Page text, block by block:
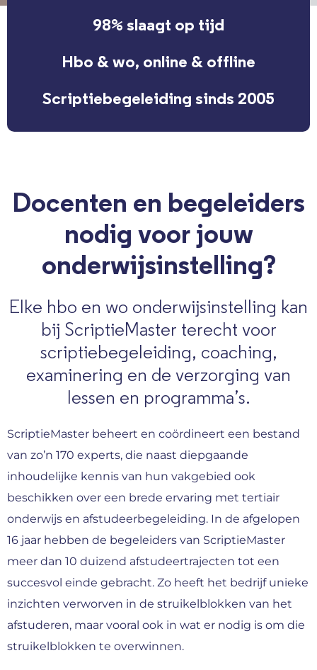
98% slaagt op tijd
Hbo & wo, online & offline
Scriptiebegeleiding sinds 2005
Docenten en begeleiders
nodig voor jouw
onderwijsinstelling?
Elke hbo en wo onderwijsinstelling kan
bij ScriptieMaster terecht voor
scriptiebegeleiding, coaching,
examinering en de verzorging van
lessen en programma’s.
ScriptieMaster beheert en coördineert een bestand
van zo’n 170 experts, die naast diepgaande
inhoudelijke kennis van hun vakgebied ook
beschikken over een brede ervaring met tertiair
onderwijs en afstudeerbegeleiding. In de afgelopen
16 jaar hebben de begeleiders van ScriptieMaster
meer dan 10 duizend afstudeertrajecten tot een
succesvol einde gebracht. Zo heeft het bedrijf unieke
inzichten verworven in de struikelblokken van het
afstuderen, maar vooral ook in wat er nodig is om die
struikelblokken te overwinnen.